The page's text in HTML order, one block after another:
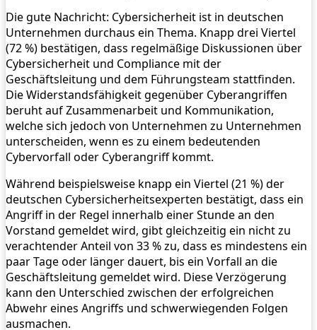
Die gute Nachricht: Cybersicherheit ist in deutschen
Unternehmen durchaus ein Thema. Knapp drei Viertel
(72 %) bestätigen, dass regelmäßige Diskussionen über
Cybersicherheit und Compliance mit der
Geschäftsleitung und dem Führungsteam stattfinden.
Die Widerstandsfähigkeit gegenüber Cyberangriffen
beruht auf Zusammenarbeit und Kommunikation,
welche sich jedoch von Unternehmen zu Unternehmen
unterscheiden, wenn es zu einem bedeutenden
Cybervorfall oder Cyberangriff kommt.
Während beispielsweise knapp ein Viertel (21 %) der
deutschen Cybersicherheitsexperten bestätigt, dass ein
Angriff in der Regel innerhalb einer Stunde an den
Vorstand gemeldet wird, gibt gleichzeitig ein nicht zu
verachtender Anteil von 33 % zu, dass es mindestens ein
paar Tage oder länger dauert, bis ein Vorfall an die
Geschäftsleitung gemeldet wird. Diese Verzögerung
kann den Unterschied zwischen der erfolgreichen
Abwehr eines Angriffs und schwerwiegenden Folgen
ausmachen.